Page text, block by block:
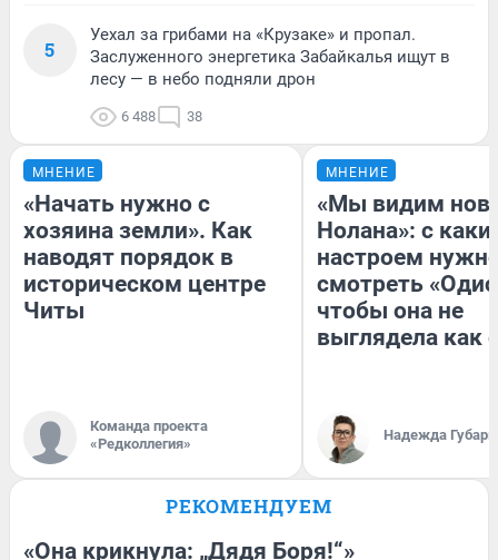
5
Уехал за грибами на «Крузаке» и пропал.
Заслуженного энергетика Забайкалья ищут в
лесу — в небо подняли дрон
6 488 38
МНЕНИЕ
«Начать нужно с
хозяина земли». Как
наводят порядок в
историческом центре
Читы
Команда проекта
«Редколлегия»
МНЕНИЕ
«Мы видим
Нолана»: с
настроем
смотреть
чтобы она не
выглядела как
Надежда Губарь
РЕКОМЕНДУЕМ
«Она крикнула: „Дядя Боря!“»